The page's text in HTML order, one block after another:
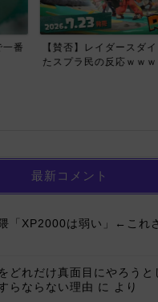
番
【賛否】レイダースダ
たスプラ民の反応ｗｗｗ
最新コメント
「XP2000は弱い」←これ
どれだけ真面目にやろうと
らならない理由 に より